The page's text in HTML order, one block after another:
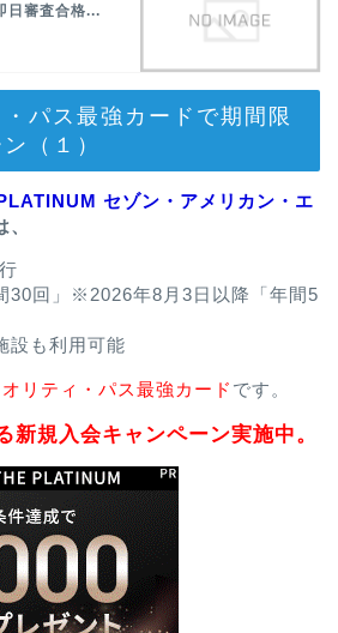
日審査合格...
パス最強カードで期間限
（１）
セゾン・アメリカン・エ
、
30回」※2026年8月3日以降「年間5
設も利用可能
リティ・パス最強カード です。
新規入会キャンペーン実施中。